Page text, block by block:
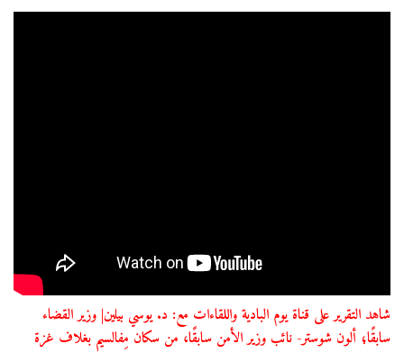
شاهد التقرير على قناة يوم البادية واللقاءات مع: د. يوسي بيلين| وزير القضاء
سابقًا؛ ألون شوستر- نائب وزير الأمن سابقًا، من سكان مِفالسيم بغلاف غزة